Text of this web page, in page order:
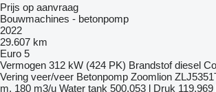
Prijs op aanvraag
Bouwmachines - betonpomp
2022
29.607 km
Euro 5
Vermogen 312 kW (424 PK) Brandstof diesel
Vering veer/veer Betonpomp Zoomlion
m, 180 m3/u Water tank 500,053 l Druk 119,969